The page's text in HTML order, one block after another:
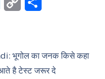
e
g
y
L
r
e
भूगोल का जनक किसे कहा
आते है टेस्ट जरूर दे